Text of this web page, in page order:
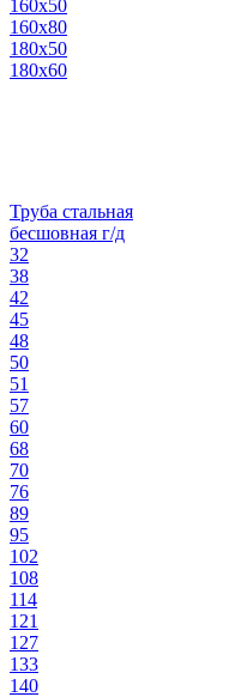
160х50
160х80
180х50
180х60
Труба стальная
бесшовная г/д
32
38
42
45
48
50
51
57
60
68
70
76
89
95
102
108
114
121
127
133
140